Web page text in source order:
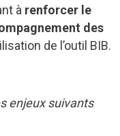
à renforcer le
des
de l’outil BIB.
enjeux suivants